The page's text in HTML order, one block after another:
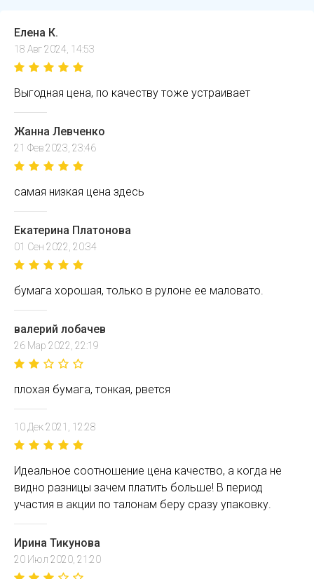
Елена К.
18 Авг 2024, 14:53
Выгодная цена, по качеству тоже устраивает
Жанна Левченко
21 Фев 2023, 23:46
самая низкая цена здесь
Екатерина Платонова
01 Сен 2022, 20:34
бумага хорошая, только в рулоне ее маловато.
валерий лобачев
26 Мар 2022, 22:19
плохая бумага, тонкая, рвется
10 Дек 2021, 12:28
Идеальное соотношение цена качество, а когда не
видно разницы зачем платить больше! В период
участия в акции по талонам беру сразу упаковку.
Ирина Тикунова
20 Июл 2020, 21:20